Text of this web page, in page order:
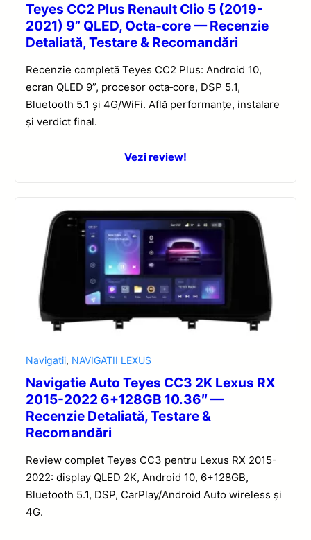
Teyes CC2 Plus Renault Clio 5 (2019-
2021) 9” QLED, Octa-core — Recenzie
Detaliată, Testare & Recomandări
Recenzie completă Teyes CC2 Plus: Android 10,
ecran QLED 9”, procesor octa‑core, DSP 5.1,
Bluetooth 5.1 și 4G/WiFi. Află performanțe, instalare
și verdict final.
Vezi review!
Navigatii, NAVIGATII LEXUS
Navigatie Auto Teyes CC3 2K Lexus RX
2015-2022 6+128GB 10.36″ —
Recenzie Detaliată, Testare &
Recomandări
Review complet Teyes CC3 pentru Lexus RX 2015-
2022: display QLED 2K, Android 10, 6+128GB,
Bluetooth 5.1, DSP, CarPlay/Android Auto wireless și
4G.